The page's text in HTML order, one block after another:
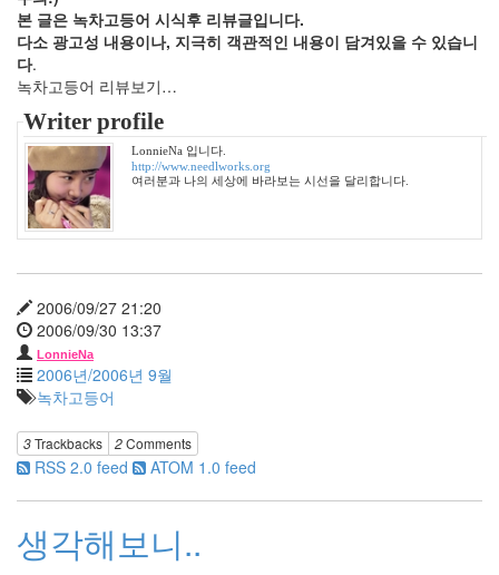
본 글은 녹차고등어 시식후 리뷰글입니다.
다소 광고성 내용이나, 지극히 객관적인 내용이 담겨있을 수 있습니
다.
녹차고등어 리뷰보기…
Writer profile
LonnieNa 입니다.
http://www.needlworks.org
여러분과 나의 세상에 바라보는 시선을 달리합니다.
2006/09/27 21:20
2006/09/30 13:37
LonnieNa
2006년/2006년 9월
녹차고등어
3Trackbacks 2Comments
RSS 2.0 feed ATOM 1.0 feed
생각해보니..
년
11
월
3
2005
년
12
월
27
2006
년
년
1
월
42
2006
2
월
년
3